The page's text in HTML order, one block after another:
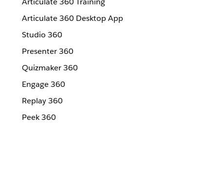
Articulate 360 Desktop App
Studio 360
Presenter 360
Quizmaker 360
Engage 360
Replay 360
Peek 360